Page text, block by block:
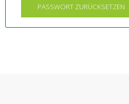
PASSWORT ZURÜCKSETZEN